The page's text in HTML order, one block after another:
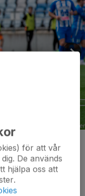
för att vår
De används
hjälpa oss att